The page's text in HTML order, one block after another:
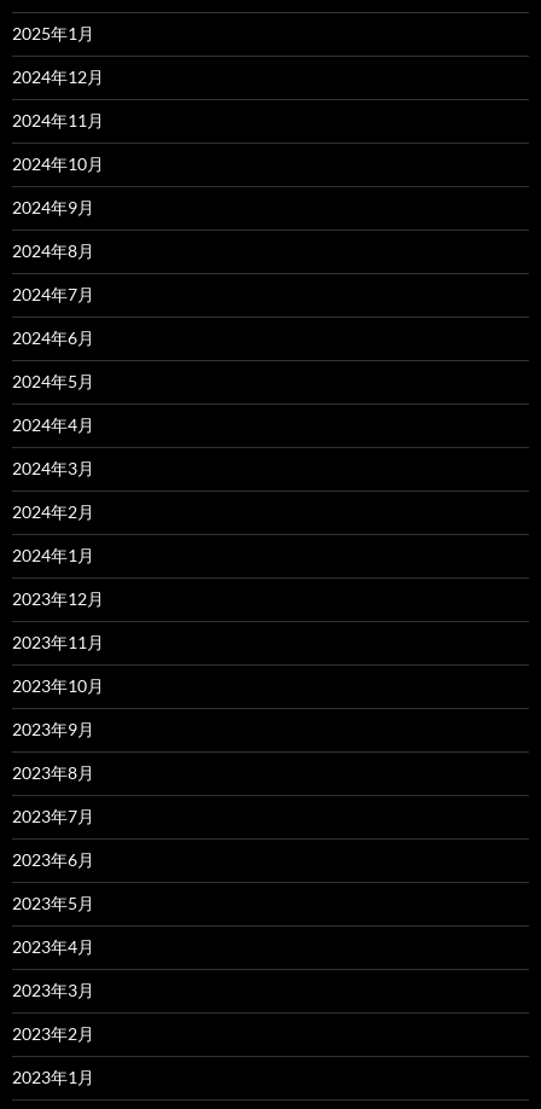
2025年1月
2024年12月
2024年11月
2024年10月
2024年9月
2024年8月
2024年7月
2024年6月
2024年5月
2024年4月
2024年3月
2024年2月
2024年1月
2023年12月
2023年11月
2023年10月
2023年9月
2023年8月
2023年7月
2023年6月
2023年5月
2023年4月
2023年3月
2023年2月
2023年1月